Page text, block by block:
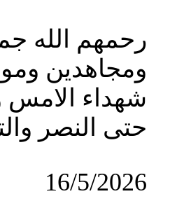
رحمهم الله
ومجاهدين
شهداء الامس
حتى النصر
16/5/2026